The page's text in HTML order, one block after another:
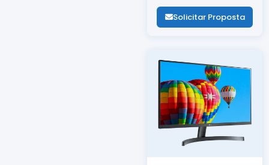
Solicitar Proposta